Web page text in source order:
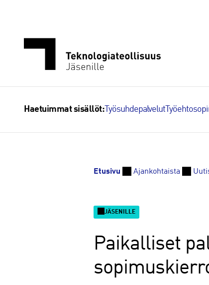
Haetuimmat sisällöt: Työsuhdepalvelut
Etusivu Ajankohtaista
JÄSENILLE
Paikalliset